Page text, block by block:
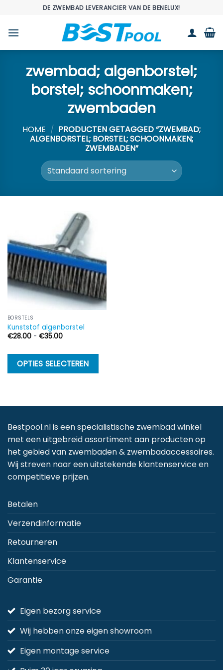
inhoud
DE ZWEMBAD LEVERANCIER VAN DE BENELUX!
zwembad; algenborstel;
borstel; schoonmaken;
zwembaden
HOME / PRODUCTEN GETAGGED “ZWEMBAD;
ALGENBORSTEL; BORSTEL; SCHOONMAKEN;
ZWEMBADEN”
BORSTELS
Kunststof algenborstel
€28.00 - €35.00Prijsklasse:
€35.00
OPTIES SELECTEREN
variaties.
Deze
optie
kan
gekozen
Bestpool.nl is een specialistische zwembad winkel
met een uitgebreid assortiment aan producten op
het gebied van zwembaden & zwembadaccessoires.
Wij streven naar een uitstekende klantenservice en
competitieve prijzen.
Betalen
Verzendinformatie
Retourneren
Klantenservice
Garantie
Eigen bezorg service
Wij hebben onze eigen showroom
Eigen montage service